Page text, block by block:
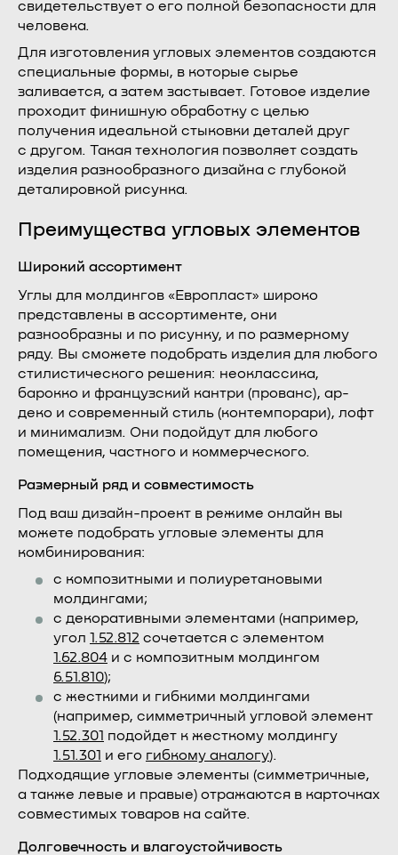
свидетельствует о его полной безопасности для
человека.
Для изготовления угловых элементов создаются
специальные формы, в которые сырье
заливается, а затем застывает. Готовое изделие
проходит финишную обработку с целью
получения идеальной стыковки деталей друг
с другом. Такая технология позволяет создать
изделия разнообразного дизайна с глубокой
деталировкой рисунка.
Преимущества угловых элементов
Широкий ассортимент
Углы для молдингов «Европласт» широко
представлены в ассортименте, они
разнообразны и по рисунку, и по размерному
ряду. Вы сможете подобрать изделия для любого
стилистического решения: неоклассика,
барокко и французский кантри (прованс), ар-
деко и современный стиль (контемпорари), лофт
и минимализм. Они подойдут для любого
помещения, частного и коммерческого.
Размерный ряд и совместимость
Под ваш дизайн-проект в режиме онлайн вы
можете подобрать угловые элементы для
комбинирования:
с композитными и полиуретановыми
молдингами;
с декоративными элементами (например,
угол 1.52.812 сочетается с элементом
1.62.804 и с композитным молдингом
6.51.810);
с жесткими и гибкими молдингами
(например, симметричный угловой элемент
1.52.301 подойдет к жесткому молдингу
1.51.301 и его гибкому аналогу).
Подходящие угловые элементы (симметричные,
а также левые и правые) отражаются в карточках
совместимых товаров на сайте.
Долговечность и влагоустойчивость